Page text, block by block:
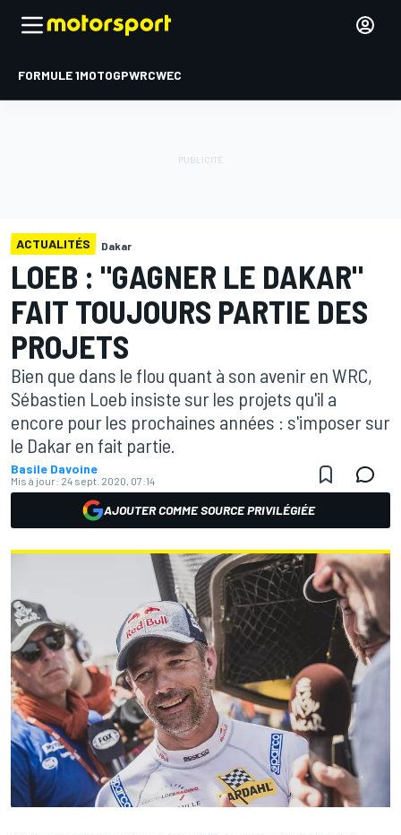
FORMULE 1MOTOGPWRCWEC
ACTUALITÉS Dakar
LOEB : "GAGNER LE DAKAR"
FAIT TOUJOURS PARTIE DES
PROJETS
Bien que dans le flou quant à son avenir en WRC,
Sébastien Loeb insiste sur les projets qu'il a
encore pour les prochaines années : s'imposer sur
le Dakar en fait partie.
Basile Davoine
Mis à jour: 24 sept. 2020, 07:14
AJOUTER COMME SOURCE PRIVILÉGIÉE